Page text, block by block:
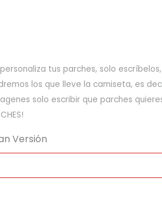
tus parches, solo
los que lleve la camiseta, es
solo escribir que parches
Versión